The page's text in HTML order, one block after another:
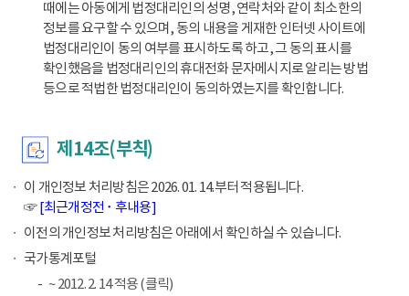
때에는 아동에게 법정대리인의 성명, 연락처와 같이 최소한의
정보를 요구할 수 있으며, 동의 내용을 게재한 인터넷 사이트에
법정대리인이 동의 여부를 표시하도록 하고, 그 동의 표시를
확인했음을 법정대리인의 휴대전화 문자메시지로 알리는 방법
등으로 적법한 법정대리인이 동의하였는지를 확인합니다.
제14조(부칙)
이 개인정보 처리방침은 2026. 01. 14.부터 적용됩니다.
☞[최근개정전 ･ 후내용]
이전의 개인정보 처리방침은 아래에서 확인하실 수 있습니다.
국가통계포털
~ 2012. 2. 14 적용 (클릭)